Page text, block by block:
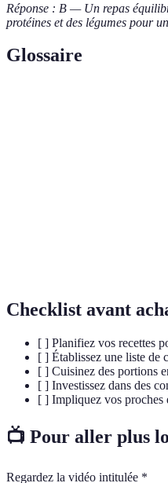
Réponse : B — Un repas
protéines et des légumes pour
Glossaire
Checklist avant
[ ] Planifiez vos recettes
[ ] Établissez une liste de
[ ] Cuisinez des portions
[ ] Investissez dans des
[ ] Impliquez vos proches
📺 Pour aller plus
Regardez la vidéo intitulée *